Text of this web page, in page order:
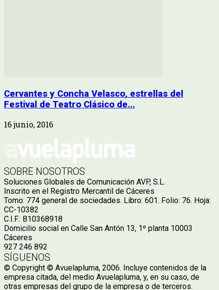
Cervantes y Concha Velasco, estrellas del
Festival de Teatro Clásico de...
16 junio, 2016
SOBRE NOSOTROS
Soluciones Globales de Comunicación AVP, S.L.
Inscrito en el Registro Mercantil de Cáceres
Tomo: 774 general de sociedades. Libro: 601. Folio: 76. Hoja:
CC-10382
C.I.F.: B10368918
Domicilio social en Calle San Antón 13, 1º planta 10003
Cáceres
927 246 892
SÍGUENOS
© Copyright © Avuelapluma, 2006. Incluye contenidos de la
empresa citada, del medio Avuelapluma, y, en su caso, de
otras empresas del grupo de la empresa o de terceros.